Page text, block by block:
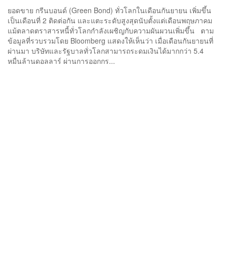
ยอดขาย กรีนบอนด์ (Green Bond) ทั่วโลกในเดือนกันยายน เพิ่มขึ้น
เป็นเดือนที่ 2 ติดต่อกัน และแตะระดับสูงสุดนับตั้งแต่เดือนพฤษภาคม
แม้ตลาดตราสารหนี้ทั่วโลกกำลังเผชิญกับความผันผวนเพิ่มขึ้น ตาม
ข้อมูลที่รวบรวมโดย Bloomberg แสดงให้เห็นว่า เมื่อเดือนกันยายนที่
ผ่านมา บริษัทและรัฐบาลทั่วโลกสามารถระดมเงินได้มากกว่า 5.4
หมื่นล้านดอลลาร์ ผ่านการออกกร...